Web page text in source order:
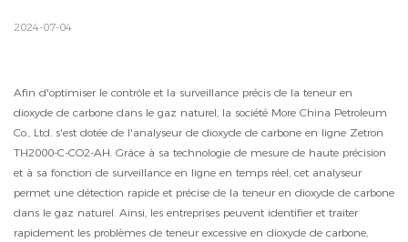
2024-07-04
Afin d'optimiser le contrôle et la surveillance précis de la teneur en
dioxyde de carbone dans le gaz naturel, la société More China Petroleum
Co., Ltd. s'est dotée de l'analyseur de dioxyde de carbone en ligne Zetron
TH2000-C-CO2-AH. Grâce à sa technologie de mesure de haute précision
et à sa fonction de surveillance en ligne en temps réel, cet analyseur
permet une détection rapide et précise de la teneur en dioxyde de carbone
dans le gaz naturel. Ainsi, les entreprises peuvent identifier et traiter
rapidement les problèmes de teneur excessive en dioxyde de carbone,